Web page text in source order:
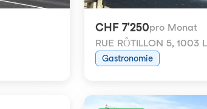
CHF 7'250pro Monat
RUE RÔTILLON 5, 1003
Gastronomie